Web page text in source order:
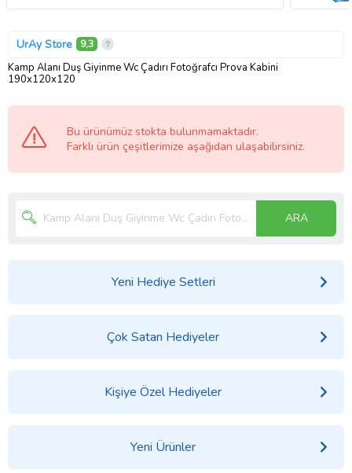
UrAy Store 9,3
Kamp Alanı Duş Giyinme Wc Çadırı Fotoğrafcı Prova Kabini
190x120x120
Bu ürünümüz stokta bulunmamaktadır.
Farklı ürün çeşitlerimize aşağıdan ulaşabilirsiniz.
ARA
Yeni Hediye Setleri
Çok Satan Hediyeler
Kişiye Özel Hediyeler
Yeni Ürünler